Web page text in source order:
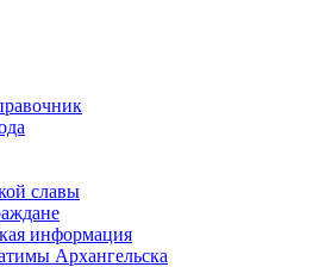
славы
информация
Архангельска